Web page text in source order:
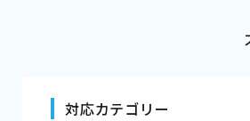
対応カテゴリー